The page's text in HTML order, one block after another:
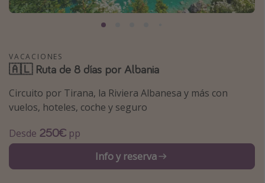
Marruecos
México
Tailandia
Maldivas
Albania
Inspiración para viajes
Camping
VACACIONES
🇦🇱 Ruta de 8 días por Albania
Circuito por Tirana, la Riviera Albanesa y más con
vuelos, hoteles, coche y seguro
Desde 250€ pp
Info y reserva